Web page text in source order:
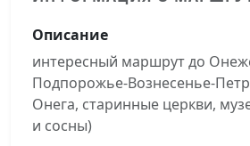
Описание
интересный маршрут до
Подпорожье-Вознесенье-
Онега, старинные церкви,
и сосны)